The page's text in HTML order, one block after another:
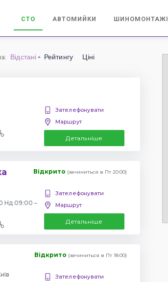
СТО АВТОМИЙКИ ШИНОМОНТАЖІ
: Відстані Рейтингу Ціні
Зателефонувати
Маршрут
Детальніше
Відкрито (зачиниться в Пт 20:00)
Нд 09:00 –
Зателефонувати
Маршрут
Детальніше
Відкрито (зачиниться в Пт 18:00)
Зателефонувати